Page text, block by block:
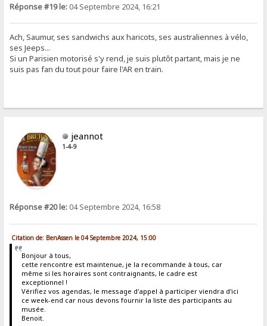
Réponse #19 le: 04 Septembre 2024, 16:21
Ach, Saumur, ses sandwichs aux haricots, ses australiennes à vélo,
ses Jeeps...
Si un Parisien motorisé s'y rend, je suis plutôt partant, mais je ne
suis pas fan du tout pour faire l'AR en train.
jeannot
1-4-9
Réponse #20 le: 04 Septembre 2024, 16:58
Citation de: BenAssen le 04 Septembre 2024, 15:00
Bonjour à tous,
cette rencontre est maintenue, je la recommande à tous, car
même si les horaires sont contraignants, le cadre est
exceptionnel !
Vérifiez vos agendas, le message d'appel à participer viendra d'ici
ce week-end car nous devons fournir la liste des participants au
musée.
Benoit.